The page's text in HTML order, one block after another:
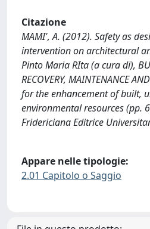
Citazione
MAMI', A. (2012). Safety as
intervention on architectural
Pinto Maria RIta (a cura di),
RECOVERY, MAINTENANCE
for the enhancement of built,
environmental resources (pp.
Fridericiana Editrice
Appare nelle tipologie:
2.01 Capitolo o Saggio